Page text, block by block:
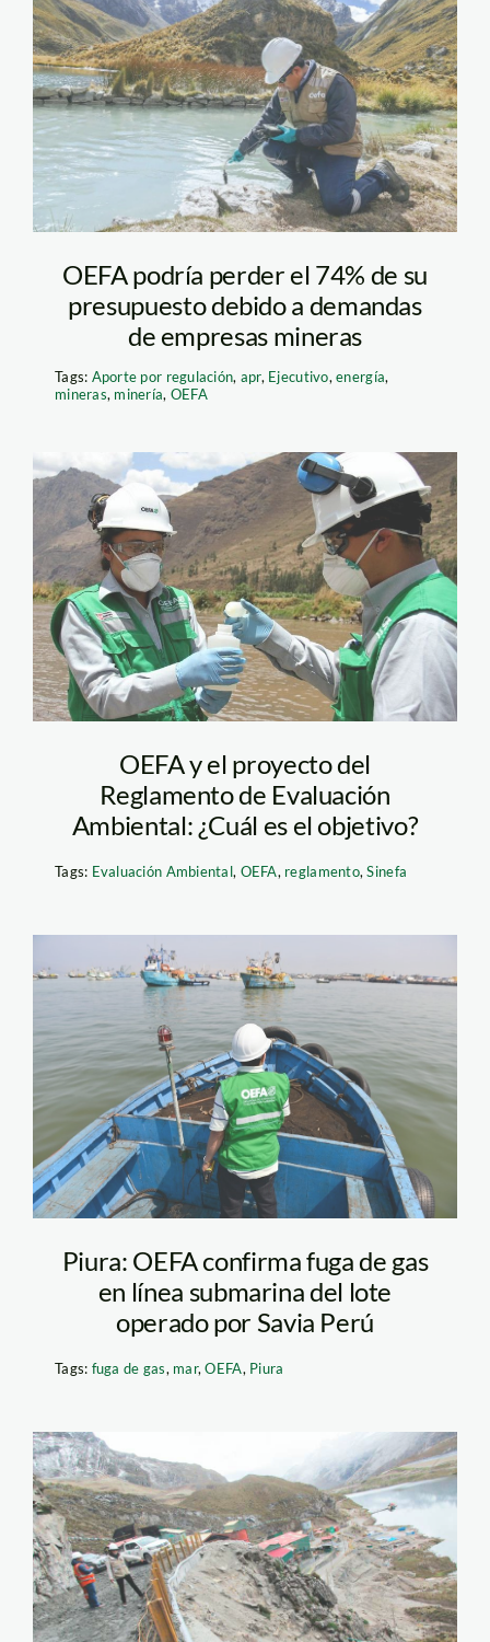
fiscalizacion—oefa
OEFA podría perder el 74% de su
presupuesto debido a demandas
de empresas mineras
Tags: Aporte por regulación, apr, Ejecutivo,energía,
mineras, minería, OEFA
minería-oefa
OEFA y el proyecto del
Reglamento de Evaluación
Ambiental: ¿Cuál es el objetivo?
Tags: Evaluación Ambiental, OEFA, reglamento,Sinefa
oefa_campo_mar
Piura: OEFA confirma fuga de gas
en línea submarina del lote
operado por Savia Perú
Tags: fuga de gas, mar,OEFA, Piura
Raura_oefa